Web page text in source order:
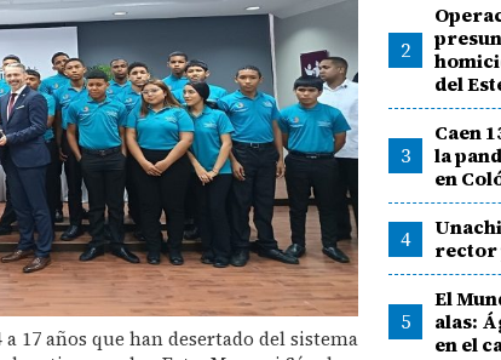
17 años que han desertado del sistema
2
del
3
Caen
la
en
4
rector
5
El
alas:
en el